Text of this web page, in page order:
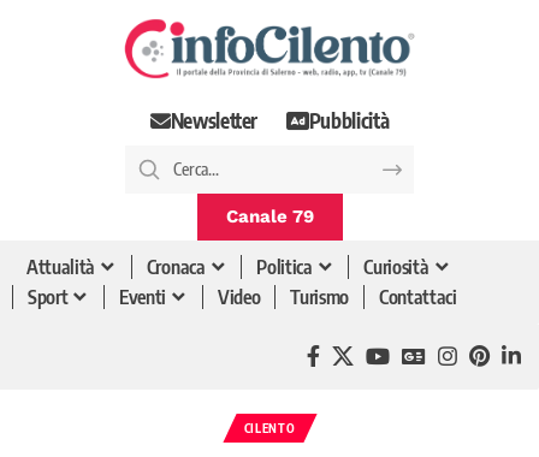
Newsletter Pubblicità
Canale 79
Attualità Cronaca Politica
Curiosità
Sport
Eventi Video Turismo Contattaci
CILENTO